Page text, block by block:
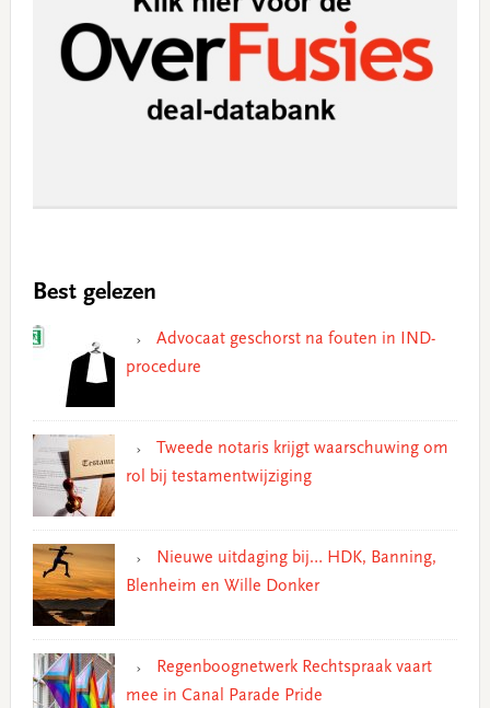
Best gelezen
Advocaat geschorst na fouten in IND-
procedure
Tweede notaris krijgt waarschuwing om
rol bij testamentwijziging
Nieuwe uitdaging bij… HDK, Banning,
Blenheim en Wille Donker
Regenboognetwerk Rechtspraak vaart
mee in Canal Parade Pride